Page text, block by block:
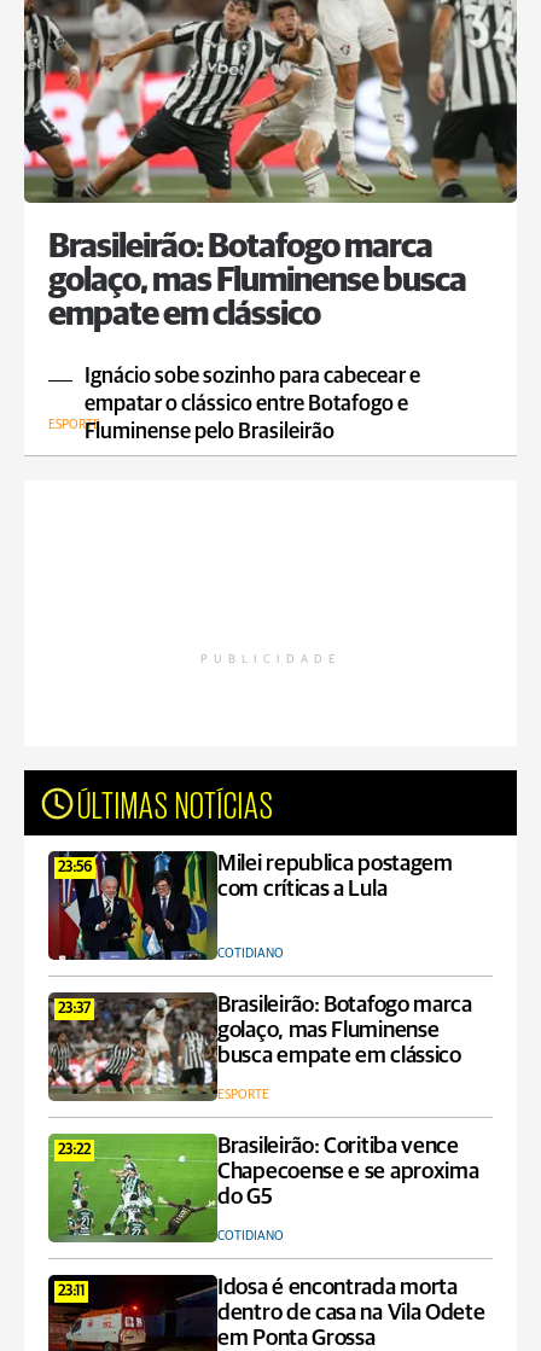
Brasileirão: Botafogo marca
golaço, mas Fluminense busca
empate em clássico
Ignácio sobe sozinho para cabecear e
empatar o clássico entre Botafogo e
Fluminense pelo Brasileirão
ESPORTE
PUBLICIDADE
ÚLTIMAS NOTÍCIAS
23:56
Milei republica postagem
com críticas a Lula
COTIDIANO
23:37
Brasileirão: Botafogo marca
golaço, mas Fluminense
busca empate em clássico
ESPORTE
23:22
Brasileirão: Coritiba vence
Chapecoense e se aproxima
do G5
COTIDIANO
23:11
Idosa é encontrada morta
dentro de casa na Vila Odete
em Ponta Grossa